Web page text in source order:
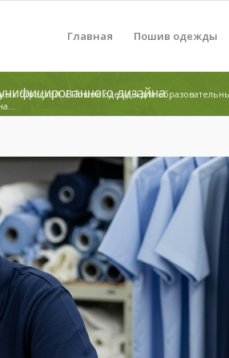
Главная Пошив одежды
дизайна
отраслей / Пошив одежды для